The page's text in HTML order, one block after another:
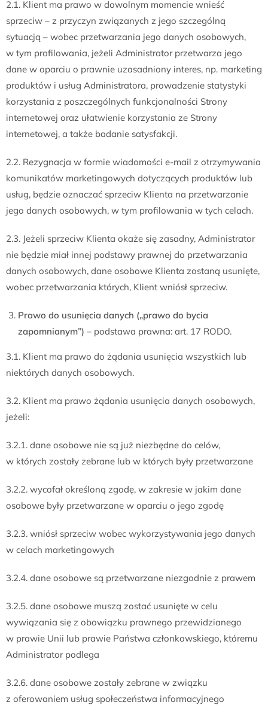
2.1. Klient ma prawo w dowolnym momencie wnieść
sprzeciw – z przyczyn związanych z jego szczególną
sytuacją – wobec przetwarzania jego danych osobowych,
w tym profilowania, jeżeli Administrator przetwarza jego
dane w oparciu o prawnie uzasadniony interes, np. marketing
produktów i usług Administratora, prowadzenie statystyki
korzystania z poszczególnych funkcjonalności Strony
internetowej oraz ułatwienie korzystania ze Strony
internetowej, a także badanie satysfakcji.
2.2. Rezygnacja w formie wiadomości e-mail z otrzymywania
komunikatów marketingowych dotyczących produktów lub
usług, będzie oznaczać sprzeciw Klienta na przetwarzanie
jego danych osobowych, w tym profilowania w tych celach.
2.3. Jeżeli sprzeciw Klienta okaże się zasadny, Administrator
nie będzie miał innej podstawy prawnej do przetwarzania
danych osobowych, dane osobowe Klienta zostaną usunięte,
wobec przetwarzania których, Klient wniósł sprzeciw.
Prawo do usunięcia danych („prawo do bycia
zapomnianym”) – podstawa prawna: art. 17 RODO.
3.1. Klient ma prawo do żądania usunięcia wszystkich lub
niektórych danych osobowych.
3.2. Klient ma prawo żądania usunięcia danych osobowych,
jeżeli:
3.2.1. dane osobowe nie są już niezbędne do celów,
w których zostały zebrane lub w których były przetwarzane
3.2.2. wycofał określoną zgodę, w zakresie w jakim dane
osobowe były przetwarzane w oparciu o jego zgodę
3.2.3. wniósł sprzeciw wobec wykorzystywania jego danych
w celach marketingowych
3.2.4. dane osobowe są przetwarzane niezgodnie z prawem
3.2.5. dane osobowe muszą zostać usunięte w celu
wywiązania się z obowiązku prawnego przewidzianego
w prawie Unii lub prawie Państwa członkowskiego, któremu
Administrator podlega
3.2.6. dane osobowe zostały zebrane w związku
z oferowaniem usług społeczeństwa informacyjnego